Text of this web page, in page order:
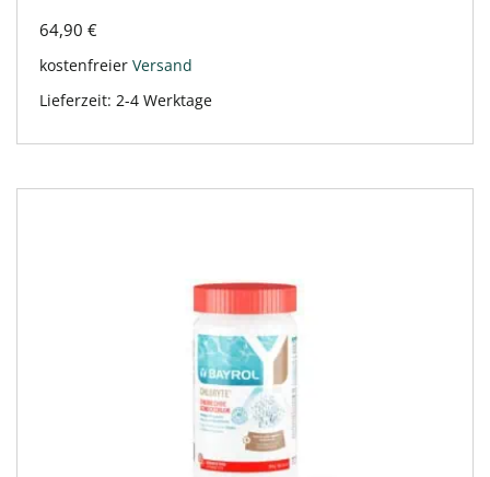
64,90 €
kostenfreier Versand
Lieferzeit: 2-4 Werktage